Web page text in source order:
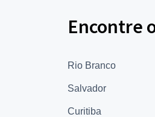
Encontre
Rio Branco
Salvador
Curitiba